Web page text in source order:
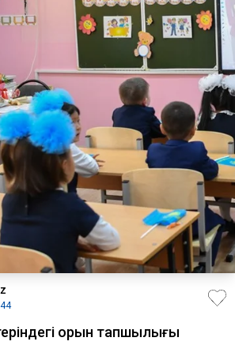
орын тапшылығы